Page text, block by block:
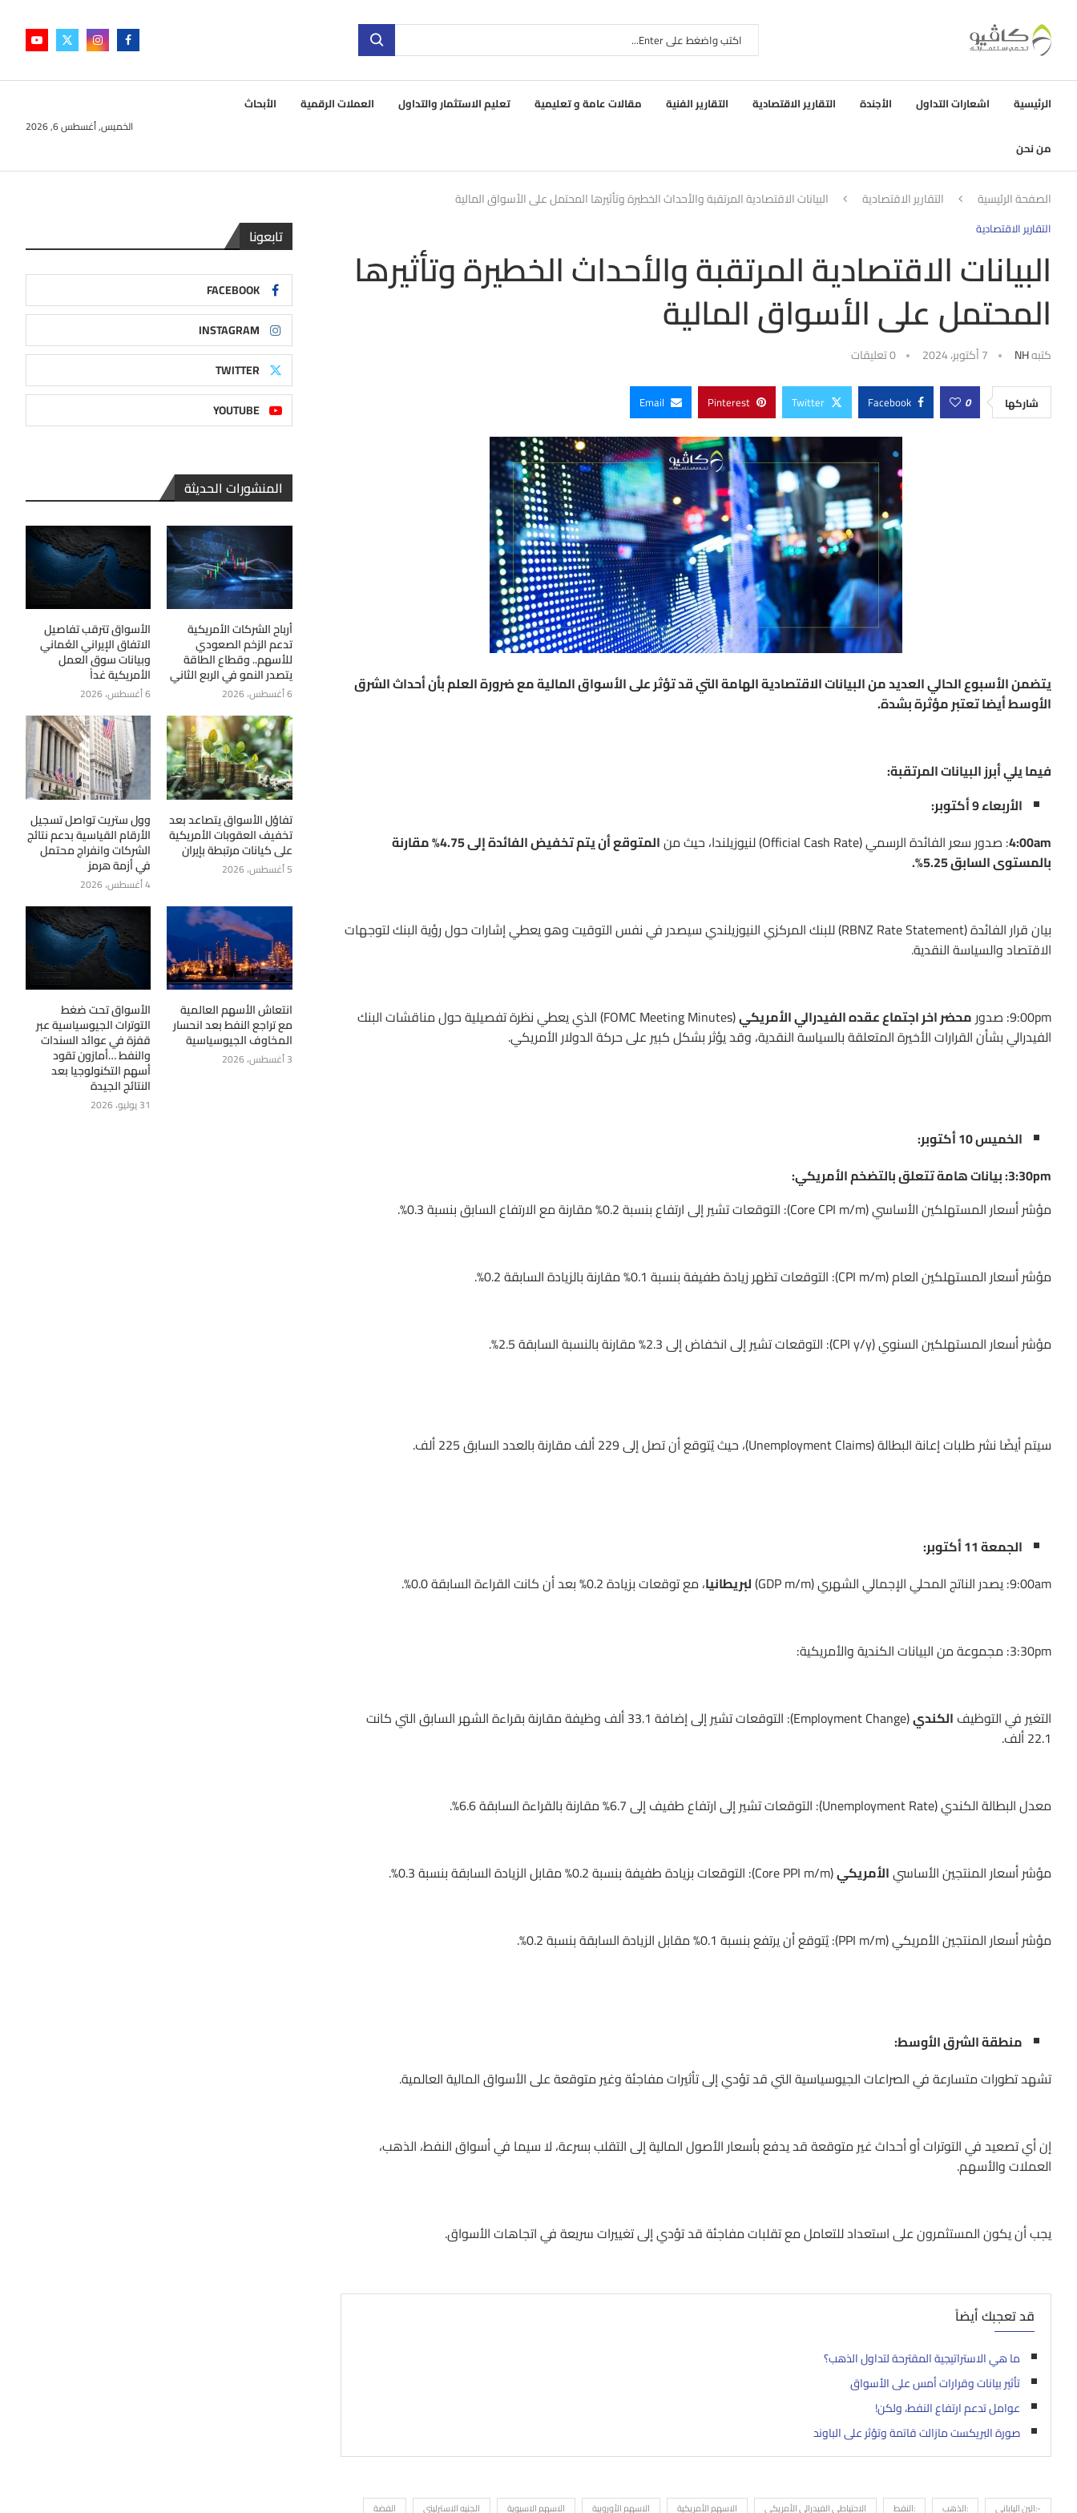
الرئيسية اشعارات التداول الأجندة التقارير الاقتصادية التقارير الفنية مقالات عامة و تعليمية تعليم الاستثمار والتداول العملات الرقمية الأبحاث
من نحن
الخميس, أغسطس 6, 2026
الصفحة الرئيسية التقارير الاقتصادية البيانات الاقتصادية المرتقبة والأحداث الخطيرة وتأثيرها المحتمل على الأسواق المالية
التقارير الاقتصادية
البيانات الاقتصادية المرتقبة والأحداث الخطيرة وتأثيرها
المحتمل على الأسواق المالية
كتبهNH 7 أكتوبر، 2024 0 تعليقات
شاركها 0
Facebook
Twitter
Pinterest
Email
يتضمن الأسبوع الحالي العديد من البيانات الاقتصادية الهامة التي قد تؤثر على الأسواق المالية مع ضرورة العلم بأن أحداث الشرق
الأوسط أيضا تعتبر مؤثرة بشدة.
فيما يلي أبرز البيانات المرتقبة:
الأربعاء 9 أكتوبر:
4:00am: صدور سعر الفائدة الرسمي (Official Cash Rate) لنيوزيلندا، حيث من
المتوقع أن يتم تخفيض الفائدة إلى 4.75% مقارنة
بالمستوى السابق 5.25%.
بيان قرار الفائدة (RBNZ Rate Statement) للبنك المركزي النيوزيلندي سيصدر في نفس التوقيت وهو يعطي إشارات حول رؤية البنك لتوجهات
الاقتصاد والسياسة النقدية.
9:00pm: صدور محضر اخر اجتماع عقده الفيدرالي الأمريكي
(FOMC Meeting Minutes) الذي يعطي نظرة تفصيلية حول مناقشات البنك
الفيدرالي بشأن القرارات الأخيرة المتعلقة بالسياسة النقدية، وقد يؤثر بشكل كبير على حركة الدولار الأمريكي.
الخميس 10 أكتوبر:
3:30pm: بيانات هامة تتعلق بالتضخم الأمريكي:
مؤشر أسعار المستهلكين الأساسي (Core CPI m/m): التوقعات تشير إلى ارتفاع بنسبة 0.2% مقارنة مع الارتفاع السابق بنسبة 0.3%.
مؤشر أسعار المستهلكين العام (CPI m/m): التوقعات تظهر زيادة طفيفة بنسبة 0.1% مقارنة بالزيادة السابقة 0.2%.
مؤشر أسعار المستهلكين السنوي (CPI y/y): التوقعات تشير إلى انخفاض إلى 2.3% مقارنة بالنسبة السابقة 2.5%.
سيتم أيضًا نشر طلبات إعانة البطالة (Unemployment Claims)، حيث يُتوقع أن تصل إلى 229 ألف مقارنة بالعدد السابق 225 ألف.
الجمعة 11 أكتوبر:
9:00am: يصدر الناتج المحلي الإجمالي الشهري (GDP m/m)
لبريطانيا، مع توقعات بزيادة 0.2% بعد أن كانت القراءة السابقة 0.0%.
3:30pm: مجموعة من البيانات الكندية والأمريكية:
التغير في التوظيفالكندي
(Employment Change): التوقعات تشير إلى إضافة 33.1 ألف وظيفة مقارنة بقراءة الشهر السابق التي كانت
22.1 ألف.
معدل البطالة الكندي (Unemployment Rate): التوقعات تشير إلى ارتفاع طفيف إلى 6.7% مقارنة بالقراءة السابقة 6.6%.
مؤشر أسعار المنتجين الأساسيالأمريكي(Core PPI m/m): التوقعات بزيادة طفيفة بنسبة 0.2% مقابل الزيادة السابقة بنسبة 0.3%.
مؤشر أسعار المنتجين الأمريكي (PPI m/m): يُتوقع أن يرتفع بنسبة 0.1% مقابل الزيادة السابقة بنسبة 0.2%.
منطقة الشرق الأوسط:
تشهد تطورات متسارعة في الصراعات الجيوسياسية التي قد تؤدي إلى تأثيرات مفاجئة وغير متوقعة على الأسواق المالية العالمية.
إن أي تصعيد في التوترات أو أحداث غير متوقعة قد يدفع بأسعار الأصول المالية إلى التقلب بسرعة، لا سيما في أسواق النفط، الذهب،
العملات والأسهم.
يجب أن يكون المستثمرون على استعداد للتعامل مع تقلبات مفاجئة قد تؤدي إلى تغييرات سريعة في اتجاهات الأسواق.
قد تعجبك أيضاً
ما هي الاستراتيجية المقترحة لتداول الذهب؟
تأثير بيانات وقرارات أمس على الأسواق
عوامل تدعم ارتفاع النفط، ولكن!
صورة البريكست مازالت قاتمة وتؤثر على الباوند
-:الين الياباني :الذهب :النفط الاحتياطي الفيدرالي الأمريكي الاسهم الأمريكية الاسهم الأوروبية الاسهم الاسيوية الجنيه الاسترليني
الفضة
تابعونا
FACEBOOK
INSTAGRAM
TWITTER
YOUTUBE
المنشورات الحديثة
أرباح الشركات الأمريكية
تدعم الزخم الصعودي
للأسهم.. وقطاع الطاقة
يتصدر النمو في الربع الثاني
6 أغسطس، 2026
الأسواق تترقب تفاصيل
الاتفاق الإيراني العُماني
وبيانات سوق العمل
الأمريكية غداً
6 أغسطس، 2026
تفاؤل الأسواق يتصاعد بعد
تخفيف العقوبات الأمريكية
على كيانات مرتبطة بإيران
5 أغسطس، 2026
وول ستريت تواصل تسجيل
الأرقام القياسية بدعم نتائج
الشركات وانفراج محتمل
في أزمة هرمز
4 أغسطس، 2026
انتعاش الأسهم العالمية
مع تراجع النفط بعد انحسار
المخاوف الجيوسياسية
3 أغسطس، 2026
الأسواق تحت ضغط
التوترات الجيوسياسية عبر
قفزة في عوائد السندات
والنفط …أمازون تقود
أسهم التكنولوجيا بعد
النتائج الجيدة
31 يوليو، 2026